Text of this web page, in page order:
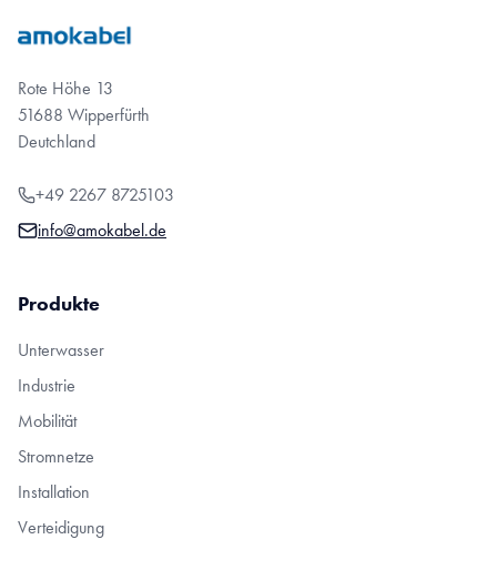
Rote Höhe 13
51688 Wipperfürth
Deutchland
+49 2267 8725103
info@amokabel.de
Produkte
Unterwasser
Industrie
Mobilität
Stromnetze
Installation
Verteidigung